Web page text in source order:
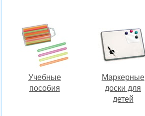
Учебные
пособия
Маркерные
доски для
детей